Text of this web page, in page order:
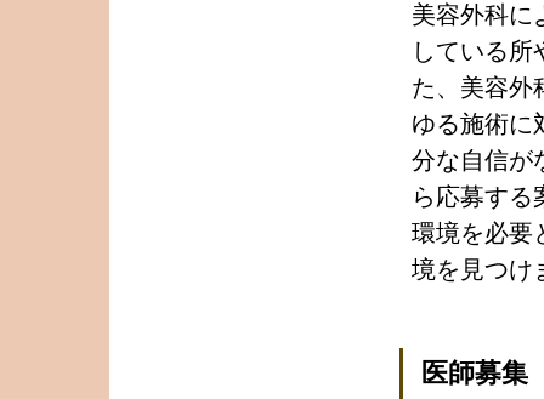
美容外科に
している
た、美容外
ゆる施術に
分な自信が
ら応募する
環境を必要
境を見つけ
医師募集